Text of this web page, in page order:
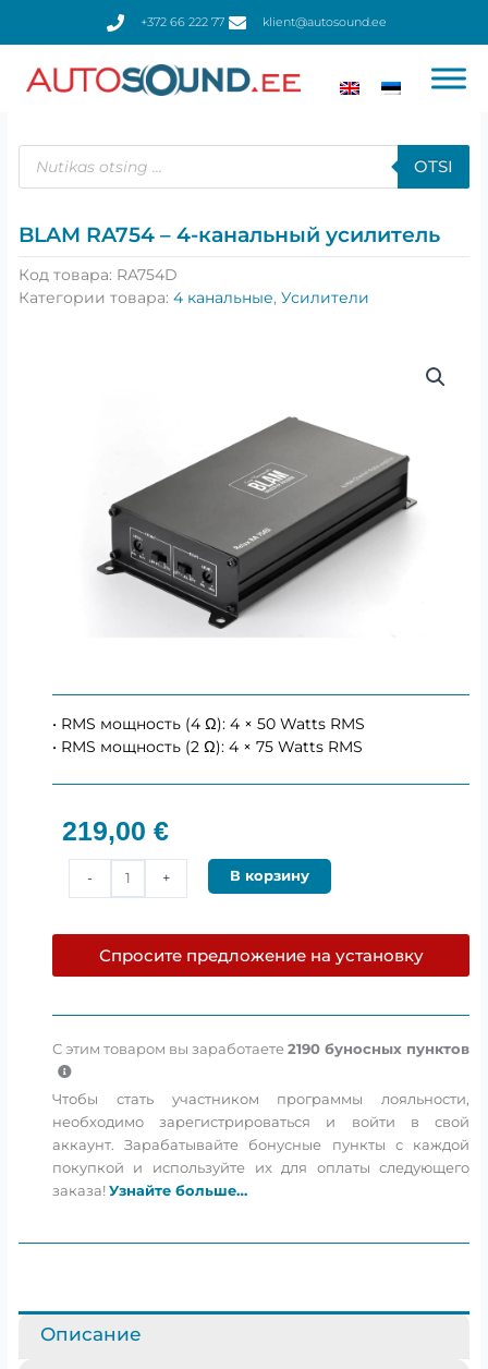
+372 66 222 77 klient@autosound.ee
Поиск
товаров
OTSI
BLAM RA754 – 4-канальный усилитель
Код товара: RA754D
Категории товара: 4 канальные, Усилители
• RMS мощность (4 Ω): 4 × 50 Watts RMS
• RMS мощность (2 Ω): 4 × 75 Watts RMS
219,00 €
-
RA754
+ В корзину
Спросите предложение на установку
С этим товаром вы заработаете 2190буносных пунктов
Чтобы стать участником программы лояльности,
необходимо зарегистрироваться и войти в свой
аккаунт. Зарабатывайте бонусные пункты с каждой
покупкой и используйте их для оплаты следующего
заказа!Узнайте больше…
Описание